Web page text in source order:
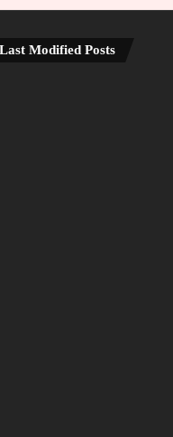
Last Modified Posts